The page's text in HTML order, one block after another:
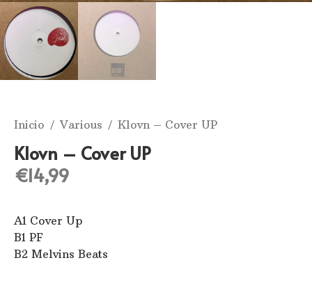
Inicio /Various / Klovn – Cover UP
Klovn – Cover UP
€14,99
A1 Cover Up
B1 PF
B2 Melvins Beats